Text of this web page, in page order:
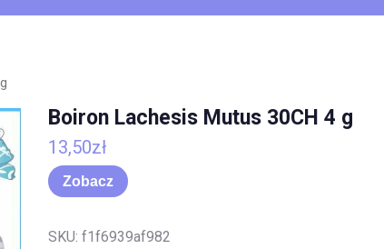
Boiron Lachesis Mutus 30CH 4 g
13,50zł
Zobacz
SKU:f1f6939af982